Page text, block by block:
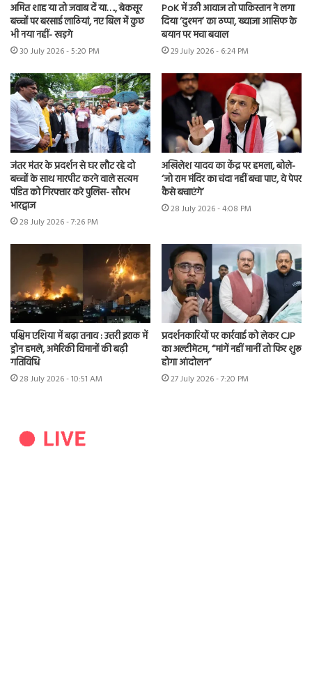
अमित शाह या तो जवाब दें या…., बेकसूर
बच्चों पर बरसाई लाठियां, नए बिल में कुछ
भी नया नहीं- खड़गे
30 July 2026 - 5:20 PM
PoK में उठी आवाज तो पाकिस्तान ने लगा
दिया ‘दुश्मन’ का ठप्पा, ख्वाजा आसिफ के
बयान पर मचा बवाल
29 July 2026 - 6:24 PM
जंतर मंतर के प्रदर्शन से घर लौट रहे दो
बच्चों के साथ मारपीट करने वाले सत्यम
पंडित को गिरफ्तार करे पुलिस- सौरभ
भारद्वाज
28 July 2026 - 7:26 PM
अखिलेश यादव का केंद्र पर हमला, बोले-
‘जो राम मंदिर का चंदा नहीं बचा पाए, वे पेपर
कैसे बचाएंगे’
28 July 2026 - 4:08 PM
पश्चिम एशिया में बढ़ा तनाव : उत्तरी इराक में
ड्रोन हमले, अमेरिकी विमानों की बढ़ी
गतिविधि
28 July 2026 - 10:51 AM
प्रदर्शनकारियों पर कार्रवाई को लेकर CJP
का अल्टीमेटम, “मांगें नहीं मानीं तो फिर शुरू
होगा आंदोलन”
27 July 2026 - 7:20 PM